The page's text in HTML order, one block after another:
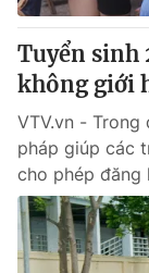
Tuyển sinh
không giới
VTV.vn -
pháp giúp các
cho phép đăng